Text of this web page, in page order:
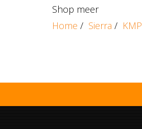
Shop meer
Home / Sierra / KMP